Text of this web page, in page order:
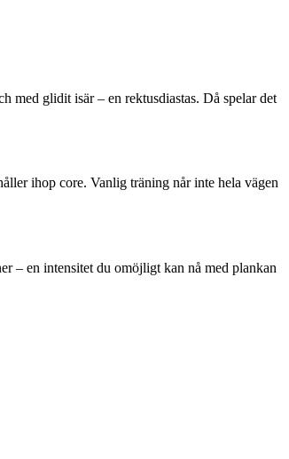
med glidit isär – en rektusdiastas. Då spelar det
ihop core. Vanlig träning når inte hela vägen
– en intensitet du omöjligt kan nå med plankan